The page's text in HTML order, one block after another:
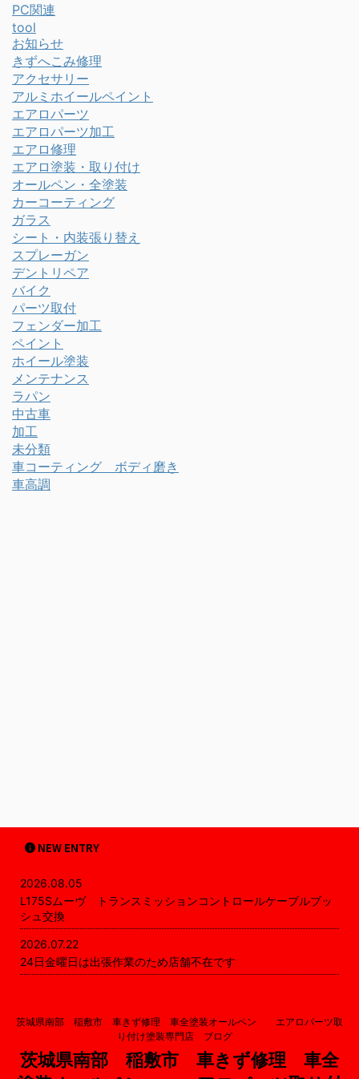
PC関連
tool
お知らせ
きずへこみ修理
アクセサリー
アルミホイールペイント
エアロパーツ
エアロパーツ加工
エアロ修理
エアロ塗装・取り付け
オールペン・全塗装
カーコーティング
ガラス
シート・内装張り替え
スプレーガン
デントリペア
バイク
パーツ取付
フェンダー加工
ペイント
ホイール塗装
メンテナンス
ラパン
中古車
加工
未分類
車コーティング ボディ磨き
車高調
NEW ENTRY
2026.08.05
L175Sムーヴ トランスミッションコントロールケーブルブッ
シュ交換
2026.07.22
24日金曜日は出張作業のため店舗不在です
茨城県南部 稲敷市 車きず修理 車全塗装オールペン エアロパーツ取
り付け塗装専門店 ブログ
茨城県南部 稲敷市 車きず修理 車全